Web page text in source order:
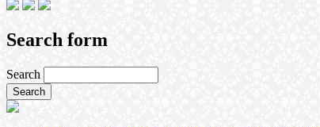
Search form
Search